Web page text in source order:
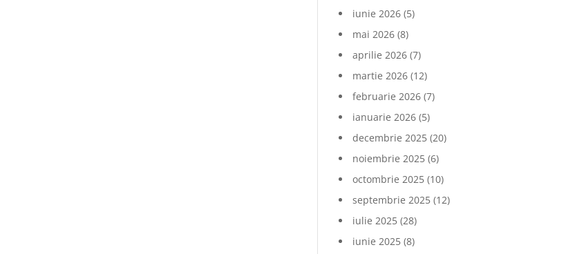
iunie 2026 (5)
mai 2026 (8)
aprilie 2026 (7)
martie 2026 (12)
februarie 2026 (7)
ianuarie 2026 (5)
decembrie 2025 (20)
noiembrie 2025 (6)
octombrie 2025 (10)
septembrie 2025 (12)
iulie 2025 (28)
iunie 2025 (8)